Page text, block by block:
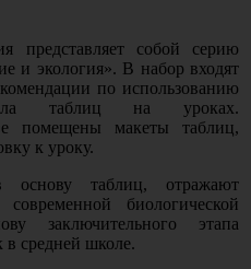
представляет собой серию
и экология». В набор входят
по использованию
таблиц на уроках.
помещены макеты таблиц,
к уроку.
таблиц, отражают
биологической
заключительного этапа
в средней школе.